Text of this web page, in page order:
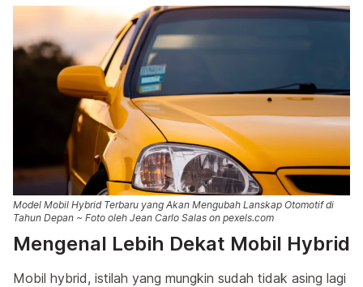
Model Mobil Hybrid Terbaru yang Akan Mengubah Lanskap Otomotif di
Tahun Depan ~ Foto oleh Jean Carlo Salas on pexels.com
Mengenal Lebih Dekat Mobil Hybrid
Mobil hybrid, istilah yang mungkin sudah tidak asing lagi